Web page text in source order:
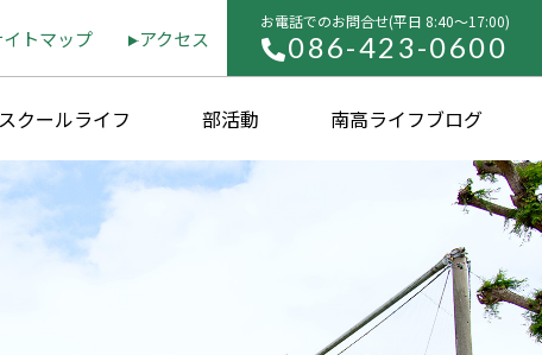
イトマップ アクセス
お電話でのお問合せ(平⽇ 8:40〜17:00)
086-423-0600
スクールライフ 部活動 南高ライフブログ